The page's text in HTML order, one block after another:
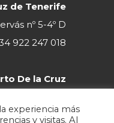
de Tenerife
nº 5-4º D
922 247 018
De la Cruz
Local 111
experiencia más
y visitas. Al